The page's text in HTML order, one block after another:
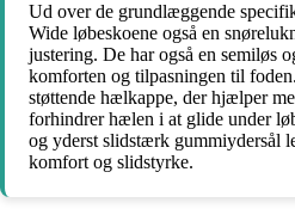
Ud over de grundlæggende
Wide løbeskoene også en
justering. De har også en semiløs
komforten og tilpasningen til
støttende hælkappe, der hjælper
forhindrer hælen i at glide under
og yderst slidstærk gummiydersål
komfort og slidstyrke.